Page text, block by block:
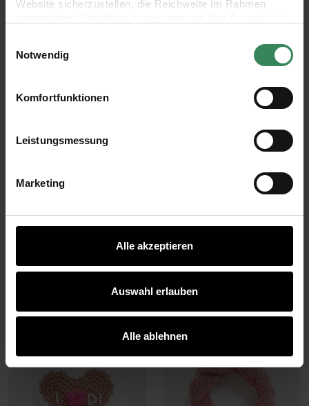
Website sicherzustellen, die Reichweite im Rahmen
Ihre Einwilligung ist freiwillig und kann jederzeit über den
Link „Cookie-Einstellungen“ im Fußbereich der Seite
verwendeten Technologien und den Empfängern der
Daten finden Sie in unserer Datenschutzerklärung.
Notwendig
Komfortfunktionen
Leistungsmessung
Marketing
Alle akzeptieren
Auswahl erlauben
Alle ablehnen
Modell 08
Dreieckstuch
ZUM STRICKSET
Modell 09
Salzbrezel Brosche
ZUM HÄKELSET
Salzbrezel Ohrklipp
Maßkrug